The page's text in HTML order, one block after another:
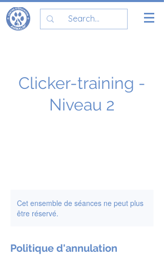
Clicker-training -
Niveau 2
Cet ensemble de séances ne peut plus
être réservé.
Politique d'annulation